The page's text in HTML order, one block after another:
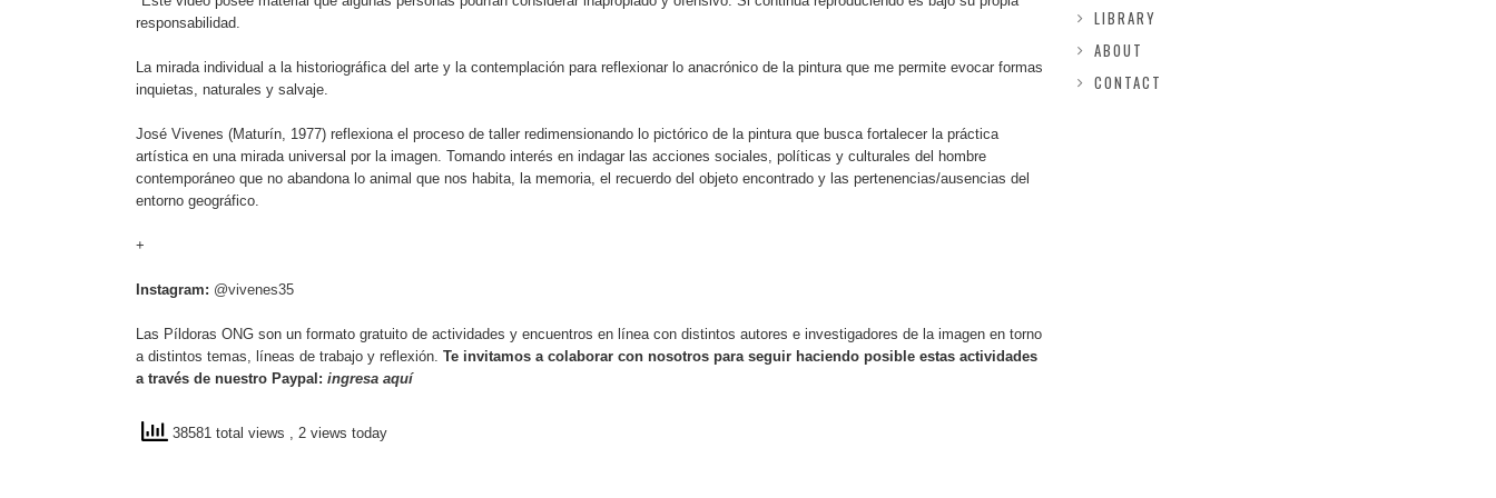
responsabilidad.
La mirada individual a la historiográfica del arte y la contemplación para reflexionar lo anacrónico de la pintura que me permite evocar formas
inquietas, naturales y salvaje.
José Vivenes (Maturín, 1977) reflexiona el proceso de taller redimensionando lo pictórico de la pintura que busca fortalecer la práctica
artística en una mirada universal por la imagen. Tomando interés en indagar las acciones sociales, políticas y culturales del hombre
contemporáneo que no abandona lo animal que nos habita, la memoria, el recuerdo del objeto encontrado y las pertenencias/ausencias del
entorno geográfico.
+
Instagram: @vivenes35
Las Píldoras ONG son un formato gratuito de actividades y encuentros en línea con distintos autores e investigadores de la imagen en torno
a distintos temas, líneas de trabajo y reflexión. Te invitamos a colaborar con nosotros para seguir haciendo posible estas actividades
a través de nuestro Paypal: ingresa aquí
38581 total views , 2 views today
LIBRARY
ABOUT
CONTACT